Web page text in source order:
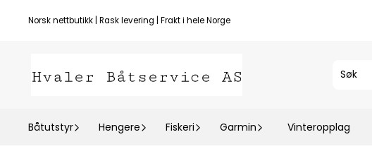
Hopp til innhold
Norsk nettbutikk | Rask levering | Frakt i hele Norge
Båtutstyr Hengere Fiskeri Garmin Vinteropplag